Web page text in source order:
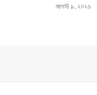
আগস্ট ৯, ২০২৬